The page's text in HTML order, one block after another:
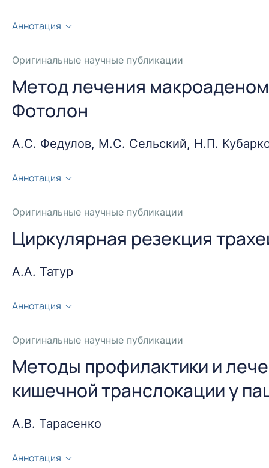
Аннотация
В статье изложены результаты лечения
использования лазерного аппарата в комплексном
этиопатогенеза трофических изменений.
тактики. Приведена методика использования
контролем.
Оригинальные научные публикации
Метод лечения
Фотолон
А.С. Федулов, М.С. Сельский, Н.П.
Аннотация
Представлены результаты использования
анализ течения раннего послеоперационного
операции.
Оригинальные научные публикации
Циркулярная резекция
А.А. Татур
Аннотация
Изучены результаты циркулярной резекции
после дыхательной реанимации (95%), у 1 – после
показания, противопоказания для ЦРТ, и
трахеального анастомоза васкуляризированного
Оригинальные научные публикации
Методы профилактики и
кишечной транслокации у
А.В. Тарасенко
Аннотация